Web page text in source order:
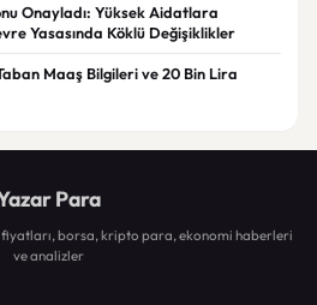
Onayladı: Yüksek Aidatlara
Yasasında Köklü Değişiklikler
Maaş Bilgileri ve 20 Bin Lira
Para
fiyatları, borsa, kripto para, ekonomi haberleri
ve analizler